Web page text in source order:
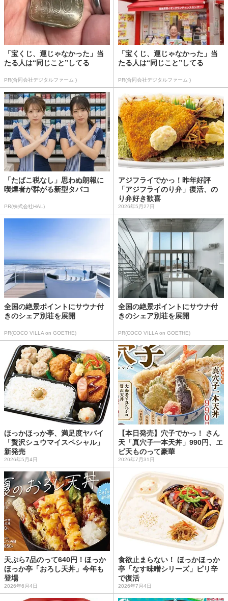
「宝くじ、運じゃなかった」当
たる人は“同じこと”してる
PR(合同会社デジタルファーム )
「宝くじ、運じゃなかった」当
たる人は“同じこと”してる
PR(合同会社デジタルファーム )
「たばこ税なし」思わぬ朗報に
喫煙者が群がる新型タバコ
PR(株式会社HAL)
アジフライでかっ！昨年好評
「アジフライのり弁」復活、の
り弁好き歓喜
2026年5月27日
全国の絶景ポイントにサウナ付
きのシェア別荘を展開
PR(COCO VILLA on GOETHE)
全国の絶景ポイントにサウナ付
きのシェア別荘を展開
PR(COCO VILLA on GOETHE)
ほっかほっか亭、満足度ヤバイ
「贅沢シュウマイスペシャル」
新発売
2026年5月4日
【本日発売】穴子でかっ！ さん
天「真穴子一本天丼」990円、エ
ビ天ものって豪華
2026年7月31日
天ぷら7品のって640円！ほっか
ほっか亭「おろし天丼」今年も
登場
2026年6月4日
食欲止まらない！ ほっかほっか
亭「なす味噌シリーズ」ピリ辛
で復活
2026年7月4日